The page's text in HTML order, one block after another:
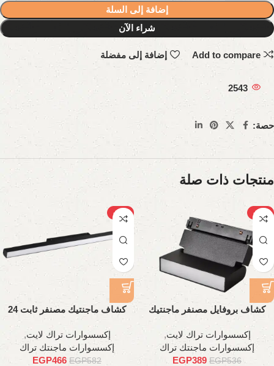
إضافة إلى السلة
شراء الآن
Add to compare إضافة إلى مفضلة
2543
حصة:
منتجات ذات صلة
-27%
كشاف بروفايل مصنفر ماجنتيك
إكسسوارات تراك لايت,
إكسسوارات ماجنتك تراك
EGP536
EGP389
-20%
كشاف ماجنتيك مصنفر ثابت 24
إكسسوارات تراك لايت,
إكسسوارات ماجنتك تراك
EGP582
EGP466